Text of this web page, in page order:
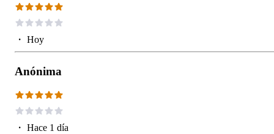
・ Hoy
Anónima
・ Hace 1 día